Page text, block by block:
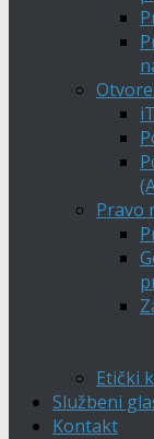
Pravo
Etički
Službeni
Kontakt